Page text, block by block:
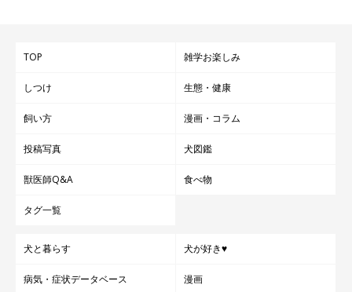
TOP 雑学お楽しみ
しつけ 生態・健康
飼い方 漫画・コラム
投稿写真 犬図鑑
獣医師Q&A 食べ物
タグ一覧
犬と暮らす 犬が好き♥
病気・症状データベース 漫画